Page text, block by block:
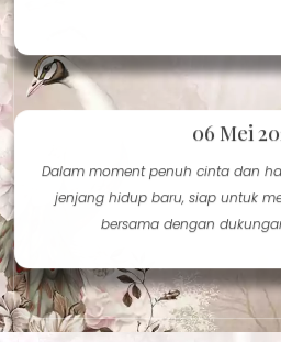
06 Mei
Dalam moment penuh cinta dan
jenjang hidup baru, siap untuk
bersama dengan